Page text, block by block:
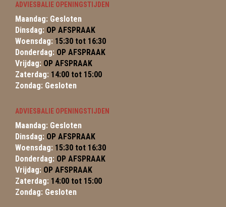
ADVIESBALIE OPENINGSTIJDEN
Maandag: Gesloten
Dinsdag: OP AFSPRAAK
Woensdag: 15:30 tot 16:30
Donderdag: OP AFSPRAAK
Vrijdag: OP AFSPRAAK
Zaterdag: 14:00 tot 15:00
Zondag: Gesloten
ADVIESBALIE OPENINGSTIJDEN
Maandag: Gesloten
Dinsdag: OP AFSPRAAK
Woensdag: 15:30 tot 16:30
Donderdag: OP AFSPRAAK
Vrijdag: OP AFSPRAAK
Zaterdag: 14:00 tot 15:00
Zondag: Gesloten